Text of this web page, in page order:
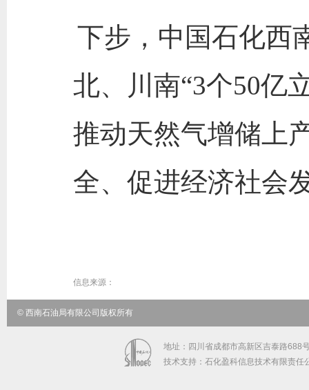
下步，中国石化西
北、川南“3个50亿
推动天然气增储上
全、促进经济社会
信息来源：
© 西南石油局有限公司版权所有
地址：四川省成都市高新区吉泰路
技术支持：石化盈科信息技术有限责任